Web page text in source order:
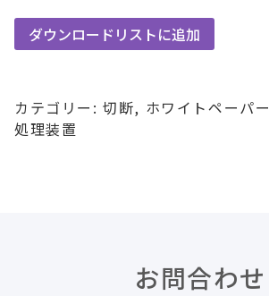
ダウンロードリストに追加
カテゴリー:切断, ホワイトペーパー
処理装置
お問合わせ